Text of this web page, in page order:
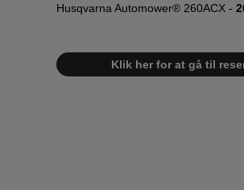
Husqvarna Automower® 260ACX -
Klik her for at gå til